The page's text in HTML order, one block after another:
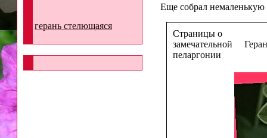
герань стелющаяся
Еще собрал
Страницы о
замечательной
пеларгонии